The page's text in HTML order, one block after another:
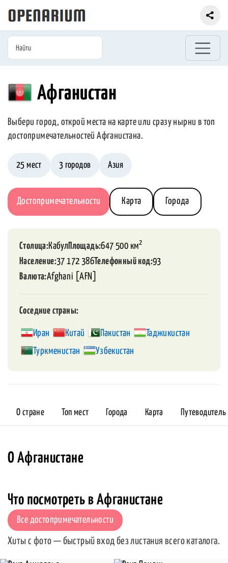
Афганистан
Выбери город, открой места на карте или сразу нырни в топ
достопримечательностей Афганистана.
25 мест 3 городов Азия
Достопримечательности Карта Города
Столица КабулПлощадь 647 500 км2
Население 37 172 386Телефонный код 93
Валюта Afghani [AFN]
Соседние страны
Иран Китай Пакистан
Таджикистан
Туркменистан
Узбекистан
О стране Топ мест Города Карта Путеводитель
О Афганистане
Что посмотреть в Афганистане
Все достопримечательности
Хиты с фото — быстрый вход без листания всего каталога.